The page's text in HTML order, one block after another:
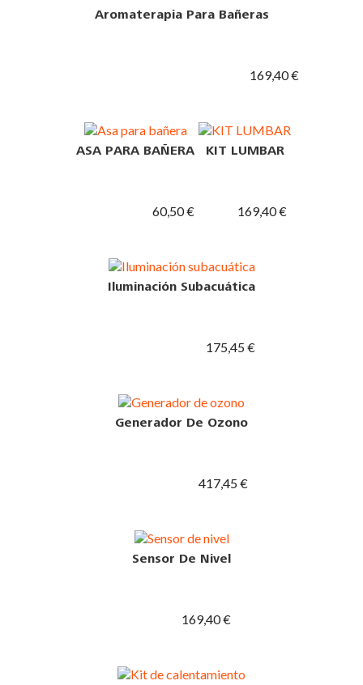
Aromaterapia Para Bañeras
169,40 €
ASA PARA BAÑERA
60,50 €
KIT LUMBAR
169,40 €
Iluminación Subacuática
175,45 €
Generador De Ozono
417,45 €
Sensor De Nivel
169,40 €